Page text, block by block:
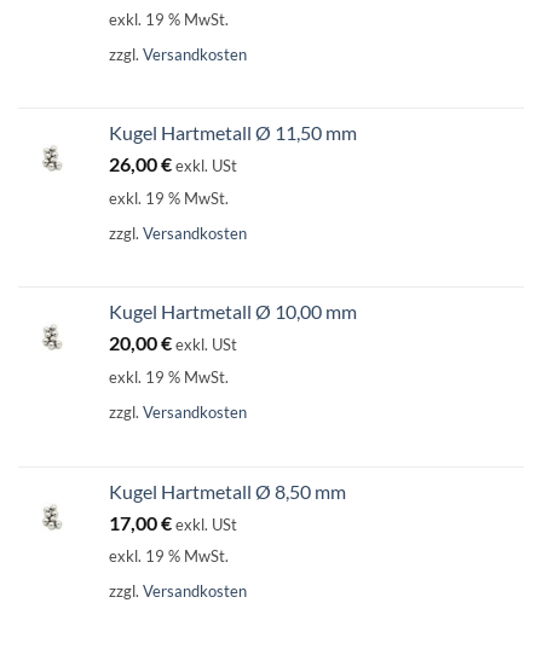
exkl. 19 % MwSt.
zzgl. Versandkosten
Kugel Hartmetall Ø 11,50 mm
26,00€exkl. USt
exkl. 19 % MwSt.
zzgl. Versandkosten
Kugel Hartmetall Ø 10,00 mm
20,00€exkl. USt
exkl. 19 % MwSt.
zzgl. Versandkosten
Kugel Hartmetall Ø 8,50 mm
17,00€exkl. USt
exkl. 19 % MwSt.
zzgl. Versandkosten